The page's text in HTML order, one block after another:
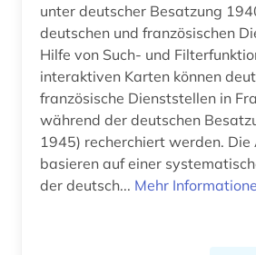
unter deutscher Besatzung
deutschen und französischen
Hilfe von Such- und
interaktiven Karten können
französische Dienststellen in
während der deutschen
1945) recherchiert werden. Die
basieren auf einer
der deutsch... Mehr